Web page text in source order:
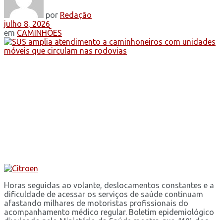
por Redação
julho 8, 2026
em CAMINHÕES
Horas seguidas ao volante, deslocamentos constantes e a
dificuldade de acessar os serviços de saúde continuam
afastando milhares de motoristas profissionais do
acompanhamento médico regular. Boletim epidemiológico